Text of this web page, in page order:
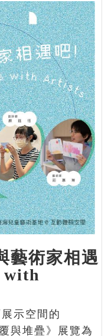
藝術家相遇
with
示空間的
與堆疊》展覽為